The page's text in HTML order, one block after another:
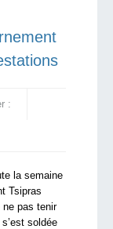
:
la semaine
Tsipras
ne pas tenir
soldée